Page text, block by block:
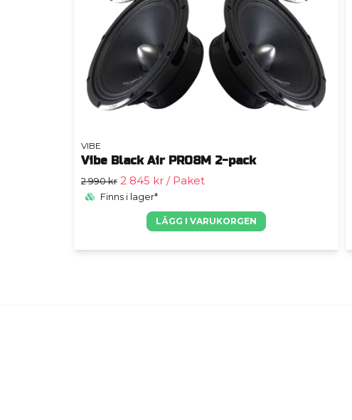
VIBE
Vibe Black Air PRO8M 2-pack
2 990 kr 2 845 kr / Paket
Finns i lager*
LÄGG I VARUKORGEN